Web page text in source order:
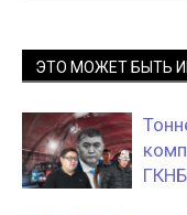
ЭТО МОЖЕТ БЫТЬ